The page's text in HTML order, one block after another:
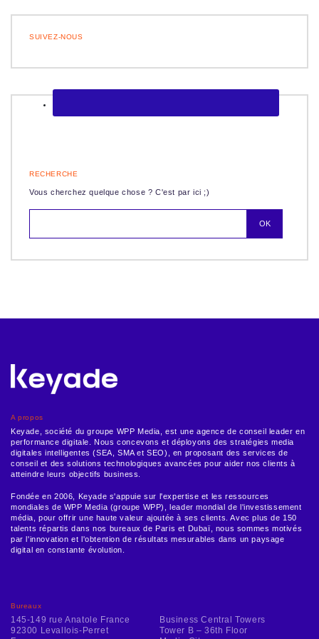
SUIVEZ-NOUS
RECHERCHE
Vous cherchez quelque chose ? C'est par ici ;)
Bureaux
145-149 rue Anatole France
92300 Levallois-Perret
Business Central Towers
Tower B – 36th Floor
A propos
Keyade, société du groupe WPP Media, est une agence de conseil leader en
performance digitale. Nous concevons et déployons des stratégies media
digitales intelligentes (SEA, SMA et SEO), en proposant des services de
conseil et des solutions technologiques avancées pour aider nos clients à
atteindre leurs objectifs business.
Fondée en 2006, Keyade s'appuie sur l'expertise et les ressources
mondiales de WPP Media (groupe WPP), leader mondial de l'investissement
média, pour offrir une haute valeur ajoutée à ses clients. Avec plus de 150
talents répartis dans nos bureaux de Paris et Dubaï, nous sommes motivés
par l'innovation et l'obtention de résultats mesurables dans un paysage
digital en constante évolution.